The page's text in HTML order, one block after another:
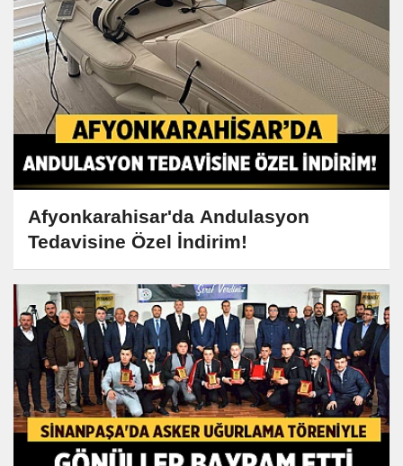
Afyonkarahisar'da Andulasyon
Tedavisine Özel İndirim!